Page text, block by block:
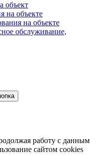
объект
на объекте
на объекте
обслуживание,
работу с данным
сайтом cookies